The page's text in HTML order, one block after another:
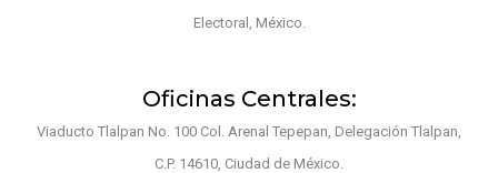
Electoral, México.
Oficinas Centrales:
Viaducto Tlalpan No. 100 Col. Arenal Tepepan, Delegación Tlalpan,
C.P. 14610, Ciudad de México.